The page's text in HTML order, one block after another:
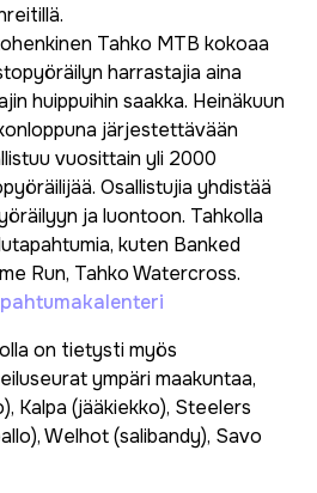
Tahko MTB kokoaa
harrastajia aina
huippuihin saakka. Heinäkuun
järjestettävään
vuosittain yli 2000
Osallistujia yhdistää
ja luontoon. Tahkolla
kuten Banked
Run, Tahko Watercross.
on tietysti myös
ympäri maakuntaa,
Kalpa (jääkiekko), Steelers
Welhot (salibandy), Savo